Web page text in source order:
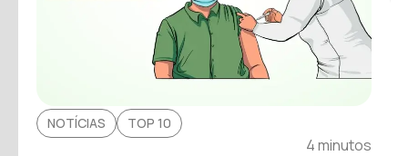
NOTÍCIAS TOP 10
4 minutos